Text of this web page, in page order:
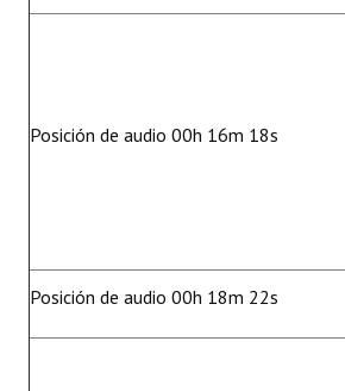
Posición de audio 00h 16m 18s
Posición de audio 00h 18m 22s